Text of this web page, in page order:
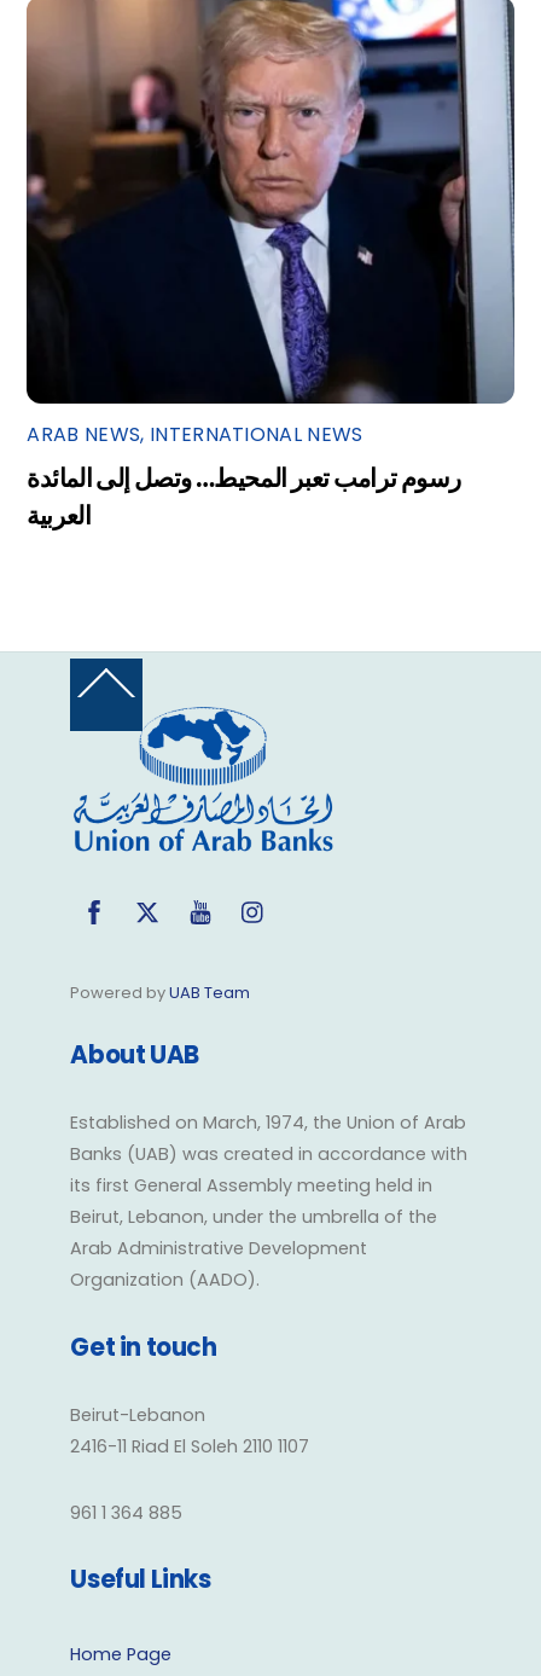
ARAB NEWS, INTERNATIONAL NEWS
رسوم ترامب تعبر المحيط… وتصل إلى المائدة
العربية
Back
Top
FacebookTwitter YouTube
Powered byUAB Team
About UAB
Established on March, 1974, the Union of Arab
Banks (UAB) was created in accordance with
its first General Assembly meeting held in
Beirut, Lebanon, under the umbrella of the
Arab Administrative Development
Organization (AADO).
Get in touch
Beirut-Lebanon
2416-11 Riad El Soleh 2110 1107
961 1 364 885
Useful Links
Home Page